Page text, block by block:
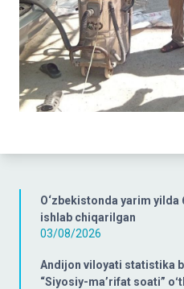
O‘zbekistonda yarim yilda
ishlab chiqarilgan
03/08/2026
Andijon viloyati statistika
“Siyosiy-ma’rifat soati”